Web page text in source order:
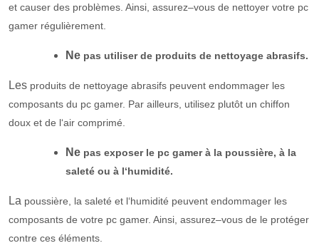
et causer des problèmes Ainsi, assurez–vous de nettoyer votre pc
gamer régulièrement.
Ne pas utiliserde produits de nettoyage abrasifs.
Les produits de nettoyage abrasifs peuvent endommager les
composants du pc gamer. Par ailleurs, utilisez plutôt un chiffon
doux et de l‘air comprimé
Ne pas exposerle pc gamerà la poussière, à la
saleté ou à l‘humidité.
La poussière la saleté et l‘humidité peuvent endommager les
composants de votre pc gamer. Ainsi, assurez–vous de le protéger
contre ces éléments